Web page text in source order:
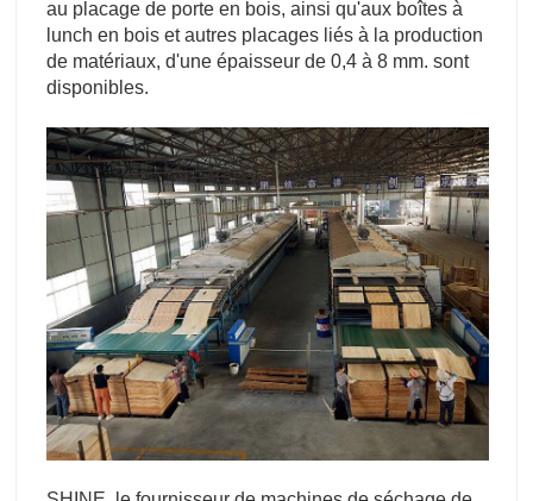
au placage de porte en bois, ainsi qu'aux boîtes à
lunch en bois et autres placages liés à la production
de matériaux, d'une épaisseur de 0,4 à 8 mm. sont
disponibles.